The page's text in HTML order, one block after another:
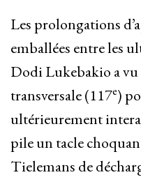
Les prolongations
emballées entre les
Dodi Lukebakio a
transversale (117e)
ultérieurement
pile un tacle
Tielemans de